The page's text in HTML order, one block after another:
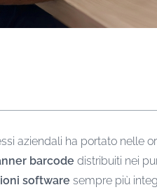
aziendali ha portato nelle
barcode distribuiti nei
software sempre più